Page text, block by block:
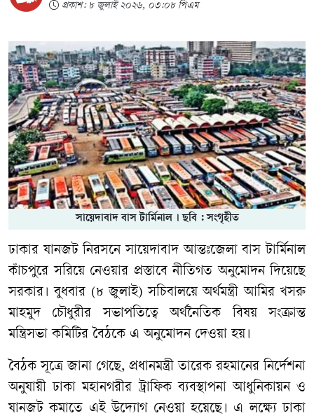
প্রকাশ: ৮ জুলাই ২০২৬, ০৩:০৮ পিএম
সায়েদাবাদ বাস টার্মিনাল । ছবি : সংগৃহীত
ঢাকার যানজট নিরসনে সায়েদাবাদ আন্তঃজেলা বাস টার্মিনাল
কাঁচপুরে সরিয়ে নেওয়ার প্রস্তাবে নীতিগত অনুমোদন দিয়েছে
সরকার। বুধবার (৮ জুলাই) সচিবালয়ে অর্থমন্ত্রী আমির খসরু
মাহমুদ চৌধুরীর সভাপতিত্বে অর্থনৈতিক বিষয় সংক্রান্ত
মন্ত্রিসভা কমিটির বৈঠকে এ অনুমোদন দেওয়া হয়।
বৈঠক সূত্রে জানা গেছে, প্রধানমন্ত্রী তারেক রহমানের নির্দেশনা
অনুযায়ী ঢাকা মহানগরীর ট্রাফিক ব্যবস্থাপনা আধুনিকায়ন ও
যানজট কমাতে এই উদ্যোগ নেওয়া হয়েছে। এ লক্ষ্যে ঢাকা